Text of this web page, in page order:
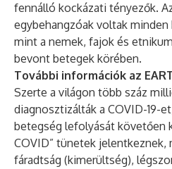
fennálló kockázati tényezők.
egybehangzóak voltak
mint a nemek, fajok és
bevont betegek körében.
További információk az
Szerte a világon több száz
diagnosztizálták a COVID-19-
betegség lefolyását követően
COVID” tünetek
fáradtság (kimerültség),